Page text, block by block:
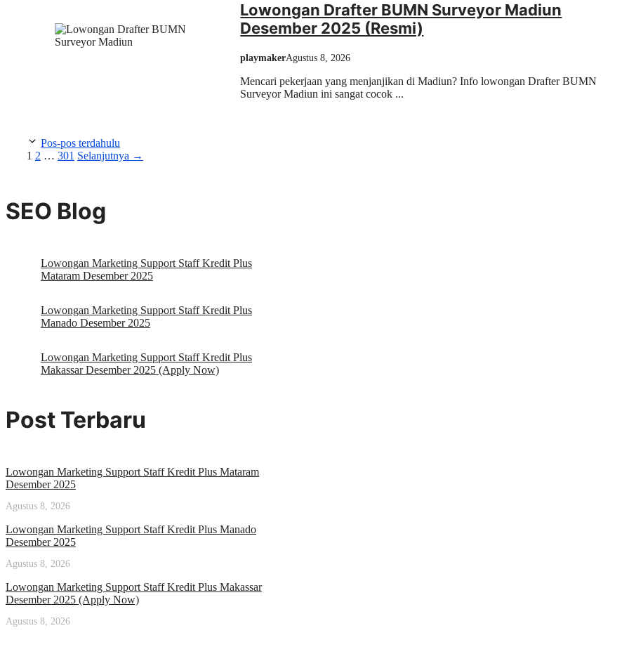
Lowongan Drafter BUMN Surveyor Madiun
Desember 2025 (Resmi)
playmakerAgustus 8, 2026
Mencari pekerjaan yang menjanjikan di Madiun? Info lowongan Drafter BUMN
Surveyor Madiun ini sangat cocok ...
Pos-pos terdahulu
Halaman
1 Halaman
2 … Halaman
301 Selanjutnya →
SEO Blog
Lowongan Marketing Support Staff Kredit Plus
Mataram Desember 2025
Lowongan Marketing Support Staff Kredit Plus
Manado Desember 2025
Lowongan Marketing Support Staff Kredit Plus
Makassar Desember 2025 (Apply Now)
Post Terbaru
Lowongan Marketing Support Staff Kredit Plus Mataram
Desember 2025
Agustus 8, 2026
Lowongan Marketing Support Staff Kredit Plus Manado
Desember 2025
Agustus 8, 2026
Lowongan Marketing Support Staff Kredit Plus Makassar
Desember 2025 (Apply Now)
Agustus 8, 2026